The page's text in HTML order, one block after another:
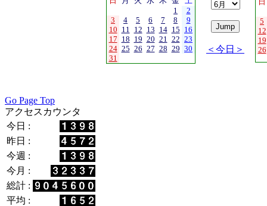
1
2
3
4 5 6 7 8
9
10 11 12 13 14 15 16
17 18 19 20 21 22 23
24 25 26 27 28 29 30
31
＜今日＞
5
12
19
26
Go Page Top
アクセスカウンタ
今日 :
昨日 :
今週 :
今月 :
総計 :
平均 :